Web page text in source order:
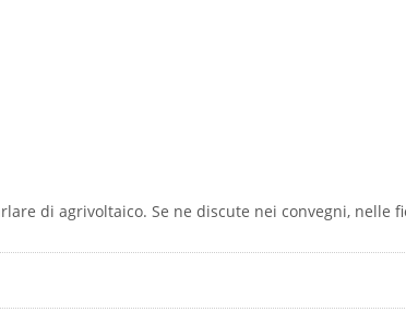
di agrivoltaico. Se ne discute nei convegni, nelle